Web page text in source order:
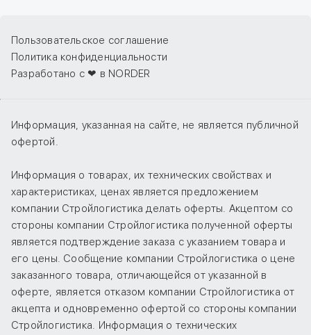
Пользовательское соглашение
Политика конфиденциальности
Разработано с ❤ в NORDER
Информация, указанная на сайте, не является публичной
офертой.
Информация о товарах, их технических свойствах и
характеристиках, ценах является предложением
компании Стройлогистика делать оферты. Акцептом со
стороны компании Стройлогистика полученной оферты
является подтверждение заказа с указанием товара и
его цены. Сообщение компании Стройлогистика о цене
заказанного товара, отличающейся от указанной в
оферте, является отказом компании Стройлогистика от
акцепта и одновременно офертой со стороны компании
Стройлогистика. Информация о технических